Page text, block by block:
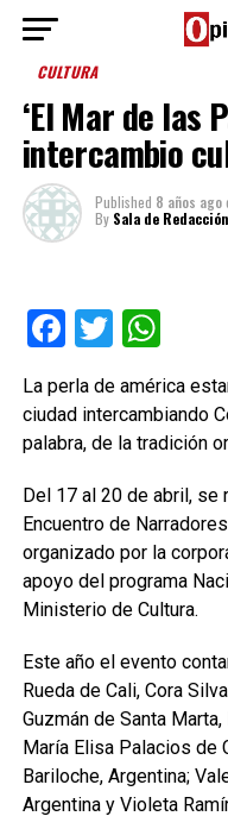
CULTURA
‘El Mar de las
intercambio
Published 8 años ago
By Sala de Redacción
Facebook
Twitter
La perla de américa
ciudad intercambiando
palabra, de la tradición
Del 17 al 20 de abril, se
Encuentro de
organizado por la
apoyo del programa
Ministerio de Cultura.
Este año el evento
Rueda de Cali, Cora
Guzmán de Santa
María Elisa Palacios de
Bariloche, Argentina;
Argentina y Violeta